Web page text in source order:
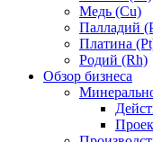
Медь (Cu)
Палладий
Платина
Родий (Rh)
Обзор бизнеса